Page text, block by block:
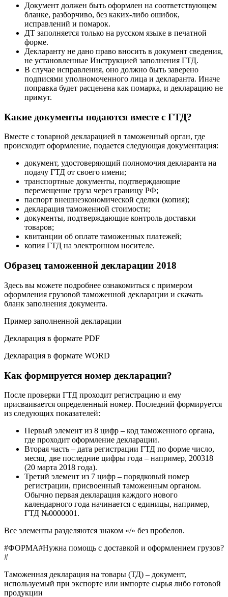
Документ должен быть оформлен на соответствующем
бланке, разборчиво, без каких-либо ошибок,
исправлений и помарок.
ДТ заполняется только на русском языке в печатной
форме.
Декларанту не дано право вносить в документ сведения,
не установленные Инструкцией заполнения ГТД.
В случае исправления, оно должно быть заверено
подписями уполномоченного лица и декларанта. Иначе
поправка будет расценена как помарка, и декларацию не
примут.
Какие документы подаются вместе с ГТД?
Вместе с товарной декларацией в таможенный орган, где
происходит оформление, подается следующая документация:
документ, удостоверяющий полномочия декларанта на
подачу ГТД от своего имени;
транспортные документы, подтверждающие
перемещение груза через границу РФ;
паспорт внешнеэкономической сделки (копия);
декларация таможенной стоимости;
документы, подтверждающие контроль доставки
товаров;
квитанции об оплате таможенных платежей;
копия ГТД на электронном носителе.
Образец таможенной декларации 2018
Здесь вы можете подробнее ознакомиться с примером
оформления грузовой таможенной декларации и скачать
бланк заполнения документа.
Пример заполненной декларации
Декларация в формате PDF
Декларация в формате WORD
Как формируется номер декларации?
После проверки ГТД проходит регистрацию и ему
присваивается определенный номер. Последний формируется
из следующих показателей:
Первый элемент из 8 цифр – код таможенного органа,
где проходит оформление декларации.
Вторая часть – дата регистрации ГТД по форме число,
месяц, две последние цифры года – например, 200318
(20 марта 2018 года).
Третий элемент из 7 цифр – порядковый номер
регистрации, присвоенный таможенным органом.
Обычно первая декларация каждого нового
календарного года начинается с единицы, например,
ГТД №0000001.
Все элементы разделяются знаком «/» без пробелов.
#ФОРМА#Нужна помощь с доставкой и оформлением грузов?
#
Таможенная декларация на товары (ТД) – документ,
используемый при экспорте или импорте сырья либо готовой
продукции